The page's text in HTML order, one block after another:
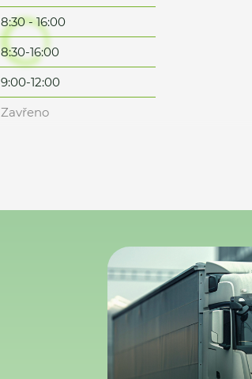
8:30 - 16:00
8:30-16:00
9:00-12:00
Zavřeno